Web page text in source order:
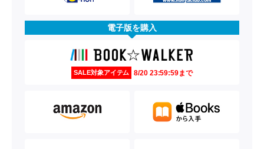
電子版を購入
SALE対象アイテム 8/20 23:59:59まで